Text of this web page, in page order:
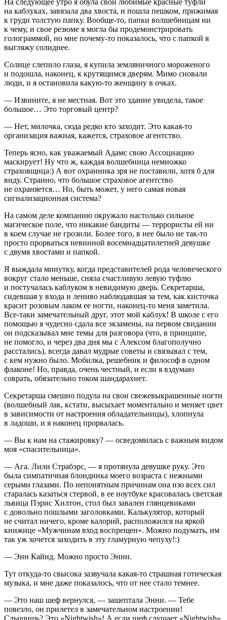
на каблуках, завязала два хвоста, и пошла пешком, прижимая
к груди толстую папку. Вообще-то, папки волшебницам ни
к чему, и свое резюме я могла бы продемонстрировать
голограммой, но мне почему-то показалось, что с папкой я
выгляжу солиднее.
Солнце слепило глаза, я купила земляничного мороженого
и подошла, наконец, к крутящимся дверям. Мимо сновали
люди, и я остановила какую-то женщину в очках.
— Извините, я не местная. Вот это здание увидела, такое
большое… Это торговый центр?
— Нет, милочка, сюда редко кто заходит. Это какая-то
организация важная, кажется, страховое агентство.
Теперь ясно, как уважаемый Адамс свою Ассоциацию
маскирует! Ну что ж, каждая волшебница немножко
страховщица:) А вот охранника зря не поставили, хотя б для
виду. Странно, что большое страховое агентство
не охраняется… Но, быть может, у него самая новая
сигнализационная система?
На самом деле компанию окружало настолько сильное
магическое поле, что никакие бандиты — террористы ей ни
в коем случае не грозили. Более того, в нее было не так-то
просто прорваться невинной восемнадцатилетней девушке
с двумя хвостами и папкой.
Я выждала минутку, когда представителей рода человеческого
вокруг стало меньше, сняла счастливую левую туфлю
и постучалась каблуком в невидимую дверь. Секретарша,
сидевшая у входа и лениво наблюдавшая за тем, как кисточка
красит розовым лаком ее ногти, наконец-то меня заметила.
Все-таки замечательный друг, этот мой каблук! В школе с его
помощью я чудесно сдала все экзамены, на первом свидании
он подсказывал мне темы для разговора (что, в принципе,
не помогло, и через два дня мы с Алексом благополучно
расстались), всегда давал мудрые советы и связывал с тем,
с кем нужно было. Мобилка, решебник и философ в одном
флаконе! Но, правда, очень честный, и если я вздумаю
соврать, обязательно током шандарахнет.
Секретарша смешно подула на свои свежевыкрашенные ногти
(волшебный лак, кстати, высыхает моментально и меняет цвет
в зависимости от настроения обладательницы), хлопнула
в ладоши, и я наконец прорвалась.
— Вы к нам на стажировку? — осведомилась с важным видом
моя «спасительница».
— Ага. Лили Страбэрс, — я протянула девушке руку. Это
была симпатичная блондинка моего возраста с нежными
серыми глазами. По непонятным причинам она изо всех сил
старалась казаться стервой, в ее ноутбуке красовалась светская
львица Пэрис Хилтон, стол был завален глянцевиками
с довольно пошлыми заголовками. Калькулятор, который
не считал ничего, кроме калорий, расположился на яркой
книжице «Мужчинам вход воспрещен». Можно подумать, им
так уж хочется заходить в эту гламурную чепуху!:)
— Энн Кайнд. Можно просто Энни.
Тут откуда-то свысока зазвучала какая-то страшная готическая
музыка, и мне даже показалось, что от нее стало темнее.
— Это наш шеф вернулся, — зашептала Энни. — Тебе
повезло, он прилетел в замечательном настроении!
Слышишь? Это «Nightwish»! А если шеф слушает «Nightwish»,